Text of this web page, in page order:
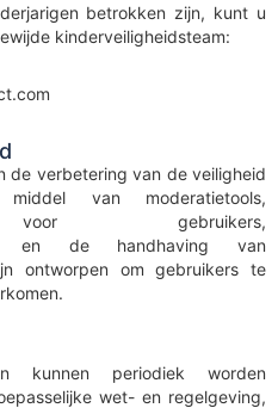
betrokken zijn, kunt u
kinderveiligheidsteam:
de verbetering van de veiligheid
van moderatietools,
voor gebruikers,
en de handhaving van
ontworpen om gebruikers te
kunnen periodiek worden
wet- en regelgeving,